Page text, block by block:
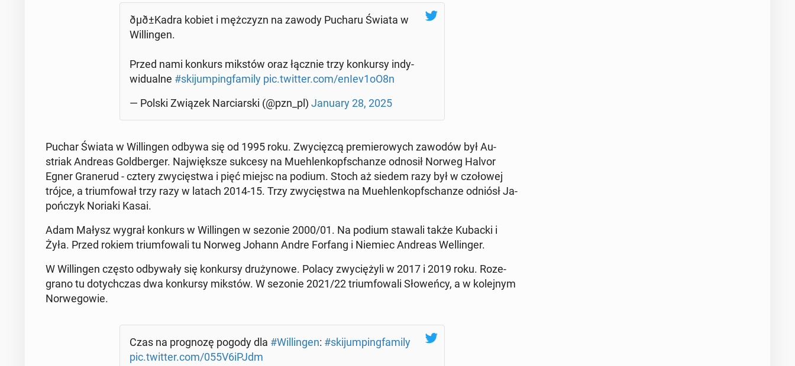
ðµð±Ka­dra kobiet i męż­czyzn na zawody Pucharu Świata w
Wil­lin­gen.
Przed nami konkurs mikstów oraz łącznie trzy kon­kur­sy in­dy­
wi­du­al­ne #ski­jum­ping­fa­mi­ly pic.twitter.com/enIev1oO8n
— Polski Związek Nar­ciar­ski (@pzn_pl) January 28, 2025
Puchar Świata w Wil­lin­gen odbywa się od 1995 roku. Zwy­cięz­cą pre­mie­ro­wych zawodów był Au­
striak Andreas Gold­ber­ger. Naj­więk­sze sukcesy na Mu­eh­len­kop­fschan­ze odnosił Norweg Halvor
Egner Gra­ne­rud - cztery zwy­cię­stwa i pięć miejsc na podium. Stoch aż siedem razy był w czo­ło­wej
trójce, a trium­fo­wał trzy razy w latach 2014-15. Trzy zwy­cię­stwa na Mu­eh­len­kop­fschan­ze odniósł Ja­
poń­czyk Noriaki Kasai.
Adam Małysz wygrał konkurs w Wil­lin­gen w sezonie 2000/01. Na podium stawali także Kubacki i
Żyła. Przed rokiem trium­fo­wa­li tu Norweg Johann Andre Forfang i Niemiec Andreas Wel­lin­ger.
W Wil­lin­gen często od­by­wa­ły się kon­kur­sy dru­ży­no­we. Polacy zwy­cię­ży­li w 2017 i 2019 roku. Ro­ze­
gra­no tu do­tych­czas dwa kon­kur­sy mikstów. W sezonie 2021/22 trium­fo­wa­li Sło­weń­cy, a w ko­lej­nym
Nor­we­go­wie.
Czas na pro­gno­zę pogody dla #Wil­lin­gen: #ski­jum­ping­fa­mi­ly
pic.twitter.com/055V6iPJdm